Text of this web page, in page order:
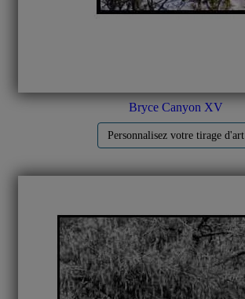
Bryce Canyon XV
Personnalisez votre tirage d'art